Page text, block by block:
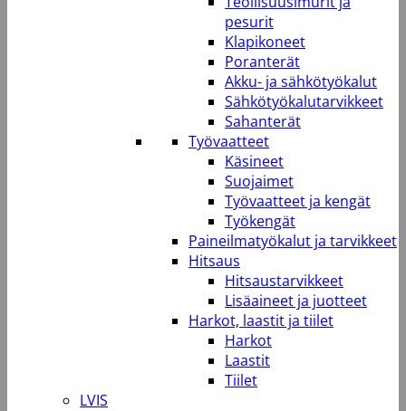
pesurit
Klapikoneet
Poranterät
Akku- ja sähkötyökalut
Sähkötyökalutarvikkeet
Sahanterät
Työvaatteet
Käsineet
Suojaimet
Työvaatteet ja kengät
Työkengät
Paineilmatyökalut ja tarvikkeet
Hitsaus
Hitsaustarvikkeet
Lisäaineet ja juotteet
Harkot, laastit ja tiilet
Harkot
Laastit
Tiilet
LVIS